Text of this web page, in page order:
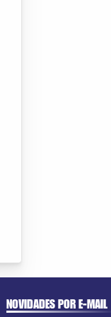
NOVIDADES POR E-MAIL